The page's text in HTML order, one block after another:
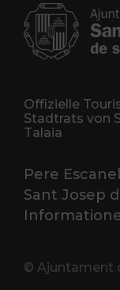
Offizielle
Stadtrats von
Talaia
Pere
Sant Josep
© Ajuntament